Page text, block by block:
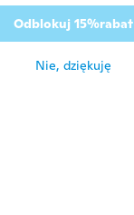
Odblokuj 15%rabat
Nie, dziękuję